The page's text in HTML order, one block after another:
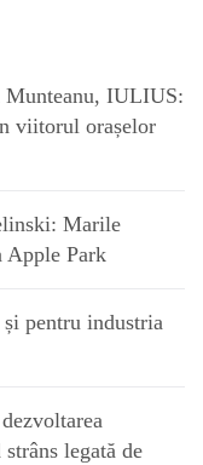
Munteanu, IULIUS:
viitorul orașelor
Marile
Apple Park
pentru industria
legată de